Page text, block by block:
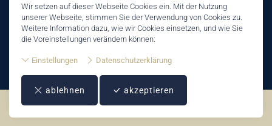
Wir setzen auf dieser Webseite Cookies ein. Mit der Nutzung
unserer Webseite, stimmen Sie der Verwendung von Cookies zu.
Weitere Information dazu, wie wir Cookies einsetzen, und wie Sie
die Voreinstellungen verändern können:
Einstellungen Datenschutzerklärung
ablehnen akzeptieren
Impressum
Datenschutzerklärung
©2026 by Philatelie Liechtenstein | All rights reserved